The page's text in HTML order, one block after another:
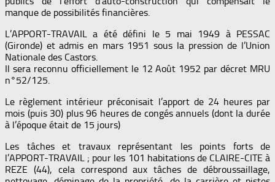
manque de possibilités financières.
L’APPORT-TRAVAIL a été défini le 5 mai 1949 à PESSAC
(Gironde) et admis en mars 1951 sous la pression de l’Union
Nationale des Castors.
Il sera reconnu officiellement le 12 Août 1952 par décret MRU
n°52/125.
Le règlement intérieur préconisait l’apport de 24 heures par
mois (puis 30) plus 96 heures de congés annuels (dont la durée
à l’époque était de 15 jours)
Les tâches et travaux représentant les points forts de
l’APPORT-TRAVAIL ; pour les 101 habitations de CLAIRE-CITE à
REZE (44), cela correspond aux tâches de débroussaillage,